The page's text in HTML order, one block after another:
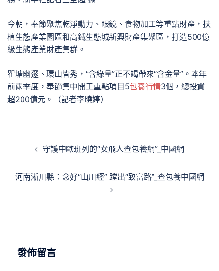
今朝，奉節聚焦乾淨動力、眼鏡、食物加工等重點財產，扶
植生態產業園區和高鐵生態城新興財產集聚區，打造500億
級生態產業財產集群。
瞿塘幽邃、環山皆秀，“含綠量”正不竭帶來“含金量”。本年
前兩季度，奉節集中開工重點項目5包養行情3個，總投資
超200億元。（記者李曉婷）
覽
守護中歐班列的“女飛人查包養網”_中國網
河南淅川縣：念好“山川經” 蹚出“致富路”_查包養中國網
發佈留言